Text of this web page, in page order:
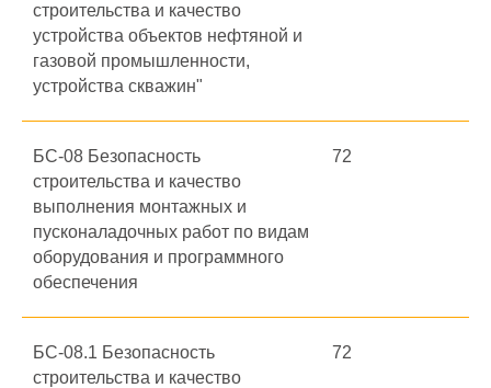
строительства и качество
устройства объектов нефтяной и
газовой промышленности,
устройства скважин"
БС-08 Безопасность
строительства и качество
выполнения монтажных и
пусконаладочных работ по видам
оборудования и программного
обеспечения
72
БС-08.1 Безопасность
строительства и качество
72